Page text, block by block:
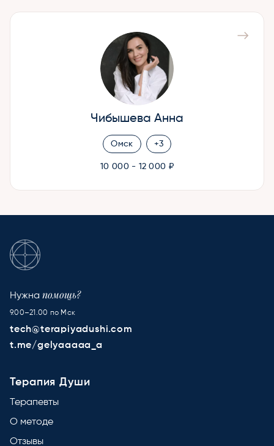
Чибышева Анна
Омск +3
10 000 - 12 000 ₽
Нужна помощь?
9.00–21.00 по Мск
tech@terapiyadushi.com
t.me/gelyaaaaa_a
Терапия Души
Терапевты
О методе
Отзывы